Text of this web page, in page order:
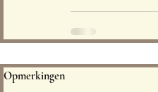
Opmerkingen